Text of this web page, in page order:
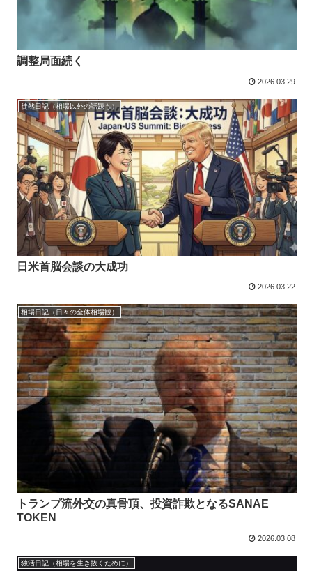
調整局面続く
2026.03.29
徒然日記（相場以外の話題も）
日米首脳会談の大成功
2026.03.22
相場日記（日々の全体相場観）
トランプ流外交の真骨頂、投資詐欺となるSANAE
TOKEN
2026.03.08
独活日記（相場を生き抜くために）